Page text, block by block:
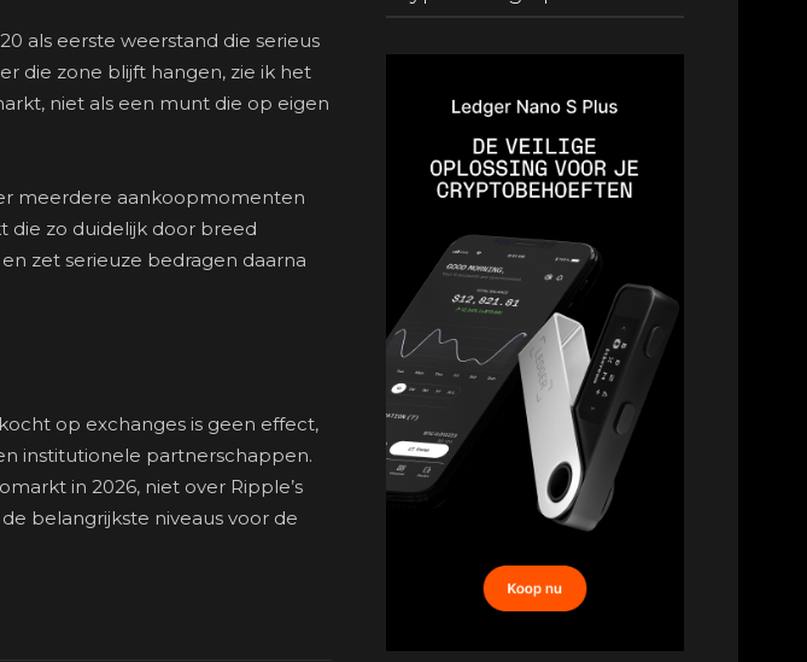
als eerste weerstand die serieus
die zone blijft hangen, zie ik het
niet als een munt die op eigen
meerdere aankoopmomenten
die zo duidelijk door breed
en zet serieuze bedragen daarna
op exchanges is geen effect,
institutionele partnerschappen.
in 2026, niet over Ripple’s
belangrijkste niveaus voor de